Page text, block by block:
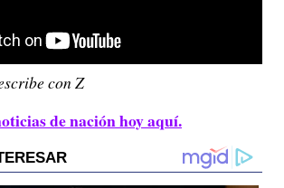
con Z
de nación hoy aquí.